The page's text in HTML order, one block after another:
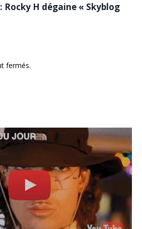
Rocky H dégaine « Skyblog
fermés.